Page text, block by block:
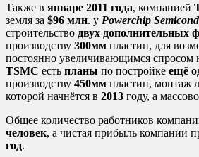
Также в январе 2011 года, компанией
земля за $96 млн. у Powerchip
строительство двух дополнительных
производству 300мм пластин, для
постоянно увеличивающимся
TSMC есть планы по постройке ещё
производству 450мм пластин, монтаж
которой начнётся в 2013 году, а
Общее количество работников
человек, а чистая прибыль компании
год.